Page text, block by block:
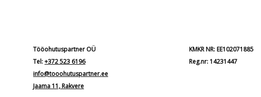
Tööohutuspartner OÜ
Tel:+372 523 6196
info@tooohutuspartner.ee
Jaama 11, Rakvere
KMKR NR: EE102071885
Reg.nr: 14231447